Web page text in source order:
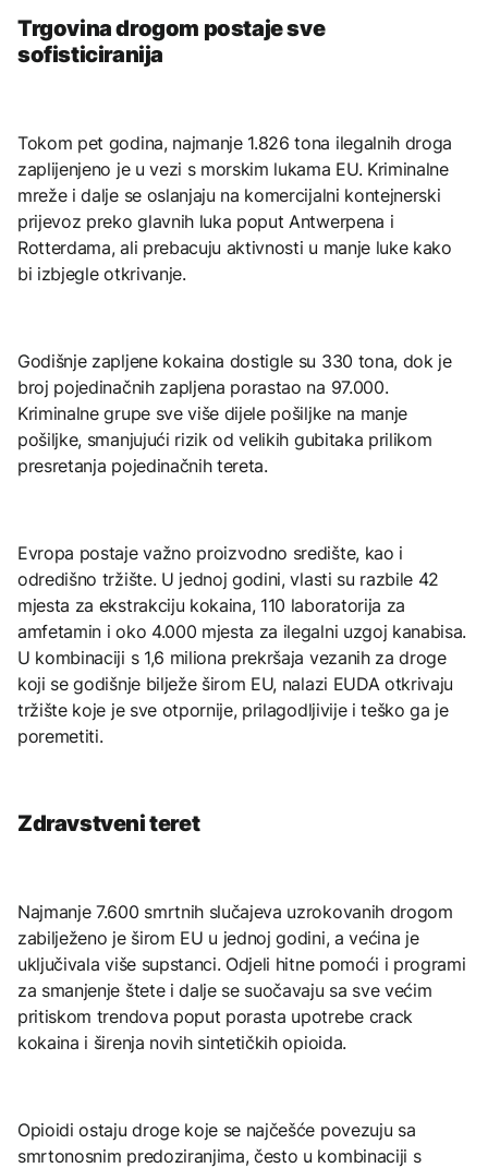
Trgovina drogom postaje sve
sofisticiranija
Tokom pet godina, najmanje 1.826 tona ilegalnih droga
zaplijenjeno je u vezi s morskim lukama EU. Kriminalne
mreže i dalje se oslanjaju na komercijalni kontejnerski
prijevoz preko glavnih luka poput Antwerpena i
Rotterdama, ali prebacuju aktivnosti u manje luke kako
bi izbjegle otkrivanje.
Godišnje zapljene kokaina dostigle su 330 tona, dok je
broj pojedinačnih zapljena porastao na 97.000.
Kriminalne grupe sve više dijele pošiljke na manje
pošiljke, smanjujući rizik od velikih gubitaka prilikom
presretanja pojedinačnih tereta.
Evropa postaje važno proizvodno središte, kao i
odredišno tržište. U jednoj godini, vlasti su razbile 42
mjesta za ekstrakciju kokaina, 110 laboratorija za
amfetamin i oko 4.000 mjesta za ilegalni uzgoj kanabisa.
U kombinaciji s 1,6 miliona prekršaja vezanih za droge
koji se godišnje bilježe širom EU, nalazi EUDA otkrivaju
tržište koje je sve otpornije, prilagodljivije i teško ga je
poremetiti.
Zdravstveni teret
Najmanje 7.600 smrtnih slučajeva uzrokovanih drogom
zabilježeno je širom EU u jednoj godini, a većina je
uključivala više supstanci. Odjeli hitne pomoći i programi
za smanjenje štete i dalje se suočavaju sa sve većim
pritiskom trendova poput porasta upotrebe crack
kokaina i širenja novih sintetičkih opioida.
Opioidi ostaju droge koje se najčešće povezuju sa
smrtonosnim predoziranjima, često u kombinaciji s